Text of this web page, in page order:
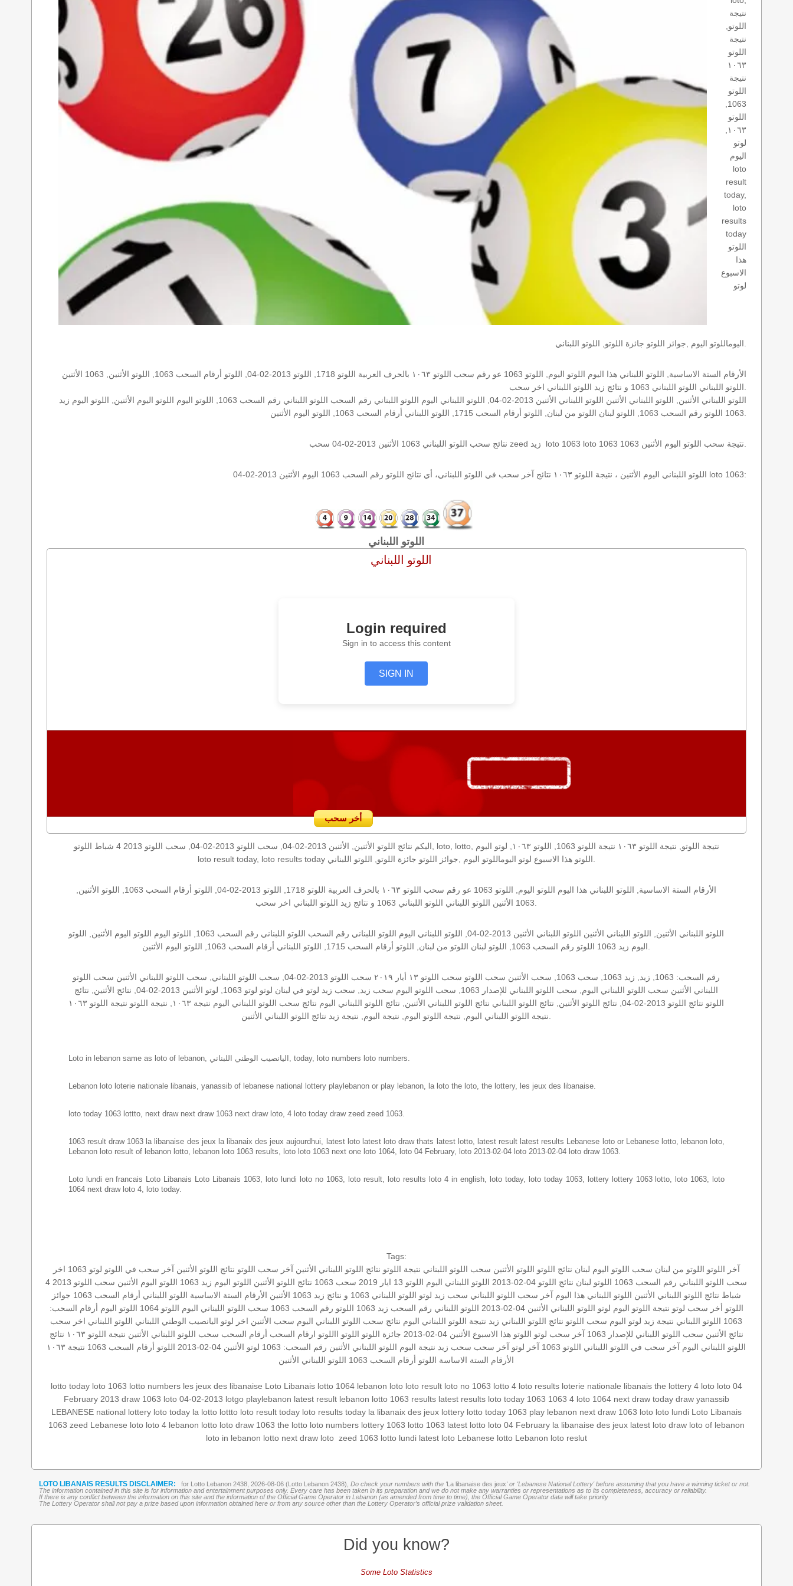
نتيجة
اللوتو,
نتيجة
اللوتو
١٠٦٣
نتيجة
اللوتو
اللوتو
لوتو
اليوم
loto
result
today,
loto
results
today
اللوتو
هذا
الاسبوع
لوتو
الأرقام الستة الاساسية, اللوتو اللبناني هذا اليوم اللوتو اليوم, اللوتو 1063 عو رقم سحب اللوتو ١٠٦٣ بالحرف العربية اللوتو 1718, اللوتو 2013-02-04, اللوتو أرقام السحب 1063, اللوتو الأثنين, 1063 الأثنين
اللوتو اللبناني الأثنين, اللوتو اللبناني الأثنين اللوتو اللبناني الأثنين 2013-02-04, اللوتو اللبناني اليوم اللوتو اللبناني رقم السحب اللوتو اللبناني رقم السحب 1063, اللوتو اليوم اللوتو اليوم الأثنين, اللوتو اليوم زيد
اللوتو اللبناني اليوم الأثنين ، نتيجة اللوتو ١٠٦٣ نتائج آخر سحب في اللوتو اللبناني، أي نتائج اللوتو رقم السحب 1063 اليوم الأثنين 2013-02-04 loto 1063:
اللوتو اللبناني
اللوتو اللبناني
Login required
Sign in to access this content
SIGN IN
أخر سحب
اليكم نتائج اللوتو الأثنين, الأثنين 2013-02-04, سحب اللوتو 2013-02-04, سحب اللوتو 2013 4 شباط اللوتو, loto, lotto, نتيجة اللوتو, نتيجة اللوتو ١٠٦٣ نتيجة اللوتو 1063, اللوتو ١٠٦٣, لوتو اليوم
الأرقام الستة الاساسية, اللوتو اللبناني هذا اليوم اللوتو اليوم, اللوتو 1063 عو رقم سحب اللوتو ١٠٦٣ بالحرف العربية اللوتو 1718, اللوتو 2013-02-04, اللوتو أرقام السحب 1063, اللوتو الأثنين,
اللوتو اللبناني الأثنين, اللوتو اللبناني الأثنين اللوتو اللبناني الأثنين 2013-02-04, اللوتو اللبناني اليوم اللوتو اللبناني رقم السحب اللوتو اللبناني رقم السحب 1063, اللوتو اليوم اللوتو اليوم الأثنين, اللوتو
رقم السحب: 1063, زيد, زيد 1063, سحب 1063, سحب الأثنين سحب اللوتو سحب اللوتو ١٣ أيار ٢٠١٩ سحب اللوتو 2013-02-04, سحب اللوتو اللبناني, سحب اللوتو اللبناني الأثنين سحب اللوتو
اللبناني الأثنين سحب اللوتو اللبناني اليوم, سحب اللوتو اللبناني للإصدار 1063, سحب اللوتو اليوم سحب زيد, سحب زيد لوتو في لبنان لوتو لوتو 1063, لوتو الأثنين 2013-02-04, نتائج الأثنين, نتائج
اللوتو نتائج اللوتو 2013-02-04, نتائج اللوتو الأثنين, نتائج اللوتو اللبناني نتائج اللوتو اللبناني الأثنين, نتائج اللوتو اللبناني اليوم نتائج سحب اللوتو اللبناني اليوم نتيجة ١٠٦٣, نتيجة اللوتو نتيجة اللوتو ١٠٦٣
Loto in lebanon same as loto of lebanon, اليانصيب الوطني اللبناني, today, loto numbers loto numbers.
Lebanon loto loterie nationale libanais, yanassib of lebanese national lottery playlebanon or play lebanon, la loto the loto, the lottery, les jeux des libanaise.
loto today 1063 lottto, next draw next draw 1063 next draw loto, 4 loto today draw zeed zeed 1063.
1063 result draw 1063 la libanaise des jeux la libanaix des jeux aujourdhui, latest loto latest loto draw thats latest lotto, latest result latest results Lebanese loto or Lebanese lotto, lebanon loto,
Lebanon loto result of lebanon lotto, lebanon loto 1063 results, loto loto 1063 next one loto 1064, loto 04 February, loto 2013-02-04 loto 2013-02-04 loto draw 1063.
Loto lundi en francais Loto Libanais Loto Libanais 1063, loto lundi loto no 1063, loto result, loto results loto 4 in english, loto today, loto today 1063, lottery lottery 1063 lotto, loto 1063, loto
1064 next draw loto 4, loto today.
Tags:
آخر اللوتو اللوتو من لبنان سحب اللوتو اليوم لبنان نتائج اللوتو اللوتو الأثنين سحب اللوتو اللبناني نتيجة اللوتو نتائج اللوتو اللبناني الأثنين آخر سحب اللوتو نتائج اللوتو الأثنين آخر سحب في اللوتو لوتو 1063
اخر
سحب اللوتو اللبناني رقم السحب 1063 اللوتو لبنان نتائج اللوتو 04-02-2013 اللوتو اللبناني اليوم اللوتو 13 ايار 2019 سحب 1063 نتائج اللوتو الأثنين اللوتو اليوم زيد 1063 اللوتو اليوم الأثنين
سحب اللوتو 2013 4
شباط نتائج اللوتو اللبناني الأثنين اللوتو اللبناني هذا اليوم آخر سحب اللوتو اللبناني سحب زيد لوتو اللوتو اللبناني 1063 و نتائج زيد 1063 الأثنين الأرقام الستة الاساسية اللوتو اللبناني أرقام السحب 1063
جوائز
اللوتو أخر سحب لوتو نتيجة اللوتو اليوم لوتو اللوتو اللبناني الأثنين 04-02-2013 اللوتو اللبناني رقم السحب زيد 1063 اللوتو رقم السحب 1063 سحب اللوتو اللبناني اليوم اللوتو 1064 اللوتو اليوم أرقام السحب:
1063 اللوتو اللبناني نتيجة زيد لوتو اليوم سحب اللوتو نتائج اللوتو اللبناني زيد نتيجة اللوتو اللبناني اليوم نتائج سحب اللوتو اللبناني اليوم سحب الأثنين اخر لوتو اليانصيب الوطني اللبناني اللوتو اللبناني اخر سحب
نتائج الأثنين سحب اللوتو اللبناني للإصدار 1063 آخر سحب لوتو اللوتو هذا الاسبوع الأثنين 04-02-2013 جائزة اللوتو اللوتو االلوتو ارقام السحب أرقام السحب سحب اللوتو اللبناني الأثنين نتيجة اللوتو ١٠٦٣
نتائج
اللوتو اللبناني اليوم آخر سحب في اللوتو اللبناني اللوتو 1063 آخر لوتو آخر سحب سحب زيد نتيجة اليوم اللوتو اللبناني الأثنين رقم السحب: 1063 لوتو الأثنين 04-02-2013 اللوتو أرقام السحب 1063
نتيجة ١٠٦٣
الأرقام الستة الاساسة اللوتو أرقام السحب 1063 اللوتو اللبناني الأثنين
lotto today loto 1063 lotto numbers les jeux des libanaise Loto Libanais lotto 1064 lebanon loto loto result loto no 1063 lotto 4 loto results loterie nationale libanais the lottery 4 loto loto 04
February 2013 draw 1063 loto 04-02-2013 lotgo playlebanon latest result lebanon lotto 1063 results latest results loto today 1063 1063 4 loto 1064 next draw today draw yanassib
LEBANESE national lottery loto today la lotto lottto loto result today loto results today la libanaix des jeux lottery lotto today 1063 play lebanon next draw 1063 loto loto lundi Loto Libanais
1063 zeed Lebanese loto loto 4 lebanon lotto loto draw 1063 the lotto loto numbers lottery 1063 lotto 1063 latest lotto loto 04 February la libanaise des jeux latest loto draw loto of lebanon
loto in lebanon lotto next draw loto zeed 1063 lotto lundi latest loto Lebanese lotto Lebanon loto reslut
LOTO LIBANAIS RESULTS DISCLAIMER: for Lotto Lebanon 2438, 2026-08-06 (Lotto Lebanon 2438), Do check your numbers with the 'La libanaise des jeux' or 'Lebanese National Lottery' before assuming that you have a winning ticket or not.
The information contained in this site is for information and entertainment purposes only. Every care has been taken in its preparation and we do not make any warranties or representations as to its completeness, accuracy or reliability.
If there is any conflict between the information on this site and the information of the Official Game Operator in Lebanon (as amended from time to time), the Official Game Operator data will take priority
The Lottery Operator shall not pay a prize based upon information obtained here or from any source other than the Lottery Operator’s official prize validation sheet.
Did you know?
Some Loto Statistics